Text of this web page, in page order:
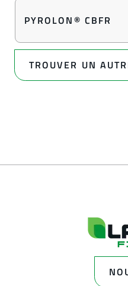
PYROLON® CBFR
TROUVER UN